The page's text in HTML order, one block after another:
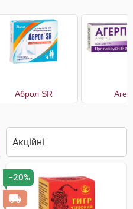
Аброл SR
−20%